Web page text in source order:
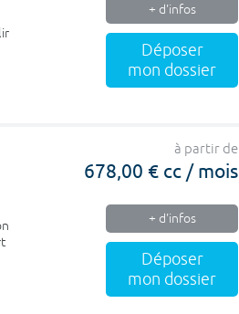
+ d'infos
Déposer
mon dossier
à partir de
678,00 € cc / mois
+ d'infos
Déposer
mon dossier